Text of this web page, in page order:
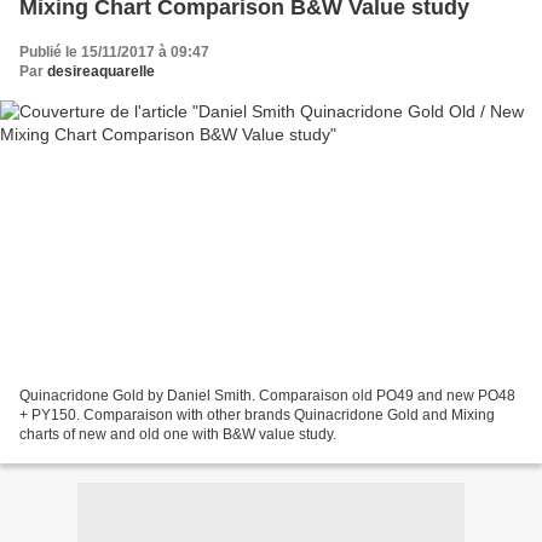
Mixing Chart Comparison B&W Value study
Publié le 15/11/2017 à 09:47
Par desireaquarelle
Quinacridone Gold by Daniel Smith. Comparaison old PO49 and new PO48
+ PY150. Comparaison with other brands Quinacridone Gold and Mixing
charts of new and old one with B&W value study.